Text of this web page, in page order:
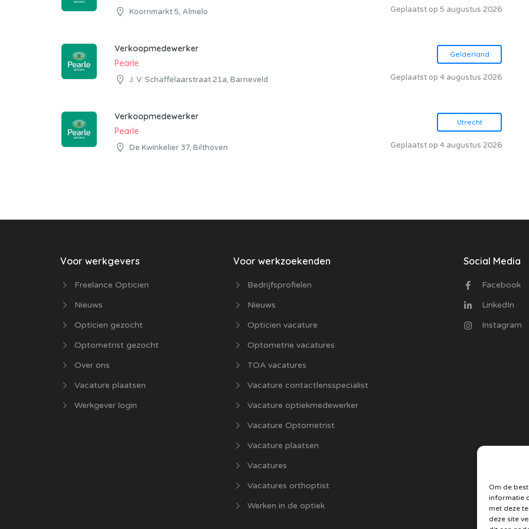
Om de
informatie
met deze
deze site
Koornmarkt 5, Almelo Geplaatst op 5 augustus 2026
Verkoopmedewerker
Pearle
J. V. Schaffelaarstraat 21a, Barneveld
Gelderland
Geplaatst op 4 augustus 2026
Verkoopmedewerker
Pearle
De Kwinkelier 37, Bilthoven
Utrecht
Geplaatst op 4 augustus 2026
Voor werkgevers
Freelance Opticien
Nieuws
Opticien gezocht
Optometrist gezocht
Over ons
Vacature plaatsen
Werkgever login
Voor werkzoekenden
Bedrijfsprofielen
Nieuws
Opticien vacature
Optometrie vacatures
TOA vacatures
Vacature contactlensspecialist
Vacature optiekmedewerker
Vacature Optometrist
Vacature plaatsen
Vacatures
Vacatures orthoptist
Werken in de optiek
Social Media
Facebook
LinkedIn
Instagram